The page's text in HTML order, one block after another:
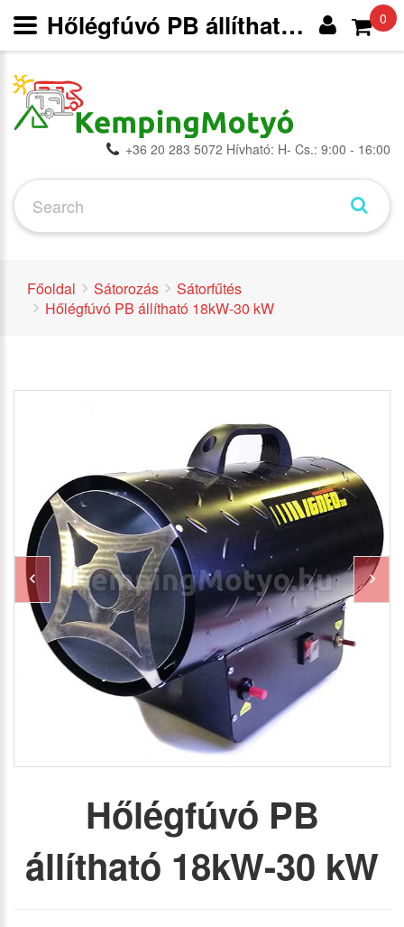
+36 20 283 5072 Hívható: H- Cs.: 9:00 - 16:00
0
Főoldal Sátorozás
Sátorfűtés
Hőlégfúvó PB állítható 18kW-30 kW
Hőlégfúvó PB
állítható 18kW-30 kW
Hőlégfúvó PB állítható 18kW-30 kW - Sátorfűtés - Sátorozás -